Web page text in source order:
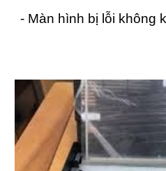
- Màn hình bị lỗi không